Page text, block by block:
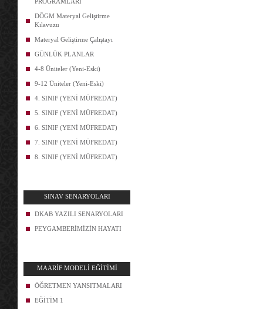
DÖGM Materyal Geliştirme
Kılavuzu
Materyal Geliştirme Çalıştayı
GÜNLÜK PLANLAR
4-8 Üniteler (Yeni-Eski)
9-12 Üniteler (Yeni-Eski)
4. SINIF (YENİ MÜFREDAT)
5. SINIF (YENİ MÜFREDAT)
6. SINIF (YENİ MÜFREDAT)
7. SINIF (YENİ MÜFREDAT)
8. SINIF (YENİ MÜFREDAT)
SINAV SENARYOLARI
DKAB YAZILI SENARYOLARI
PEYGAMBERİMİZİN HAYATI
MAARİF MODELİ EĞİTİMİ
ÖĞRETMEN YANSITMALARI
EĞİTİM 1